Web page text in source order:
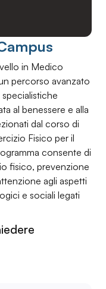
in Medico
percorso avanzato
al benessere e alla
dal corso di
Fisico per il
consente di
fisico, prevenzione
agli aspetti
e sociali legati